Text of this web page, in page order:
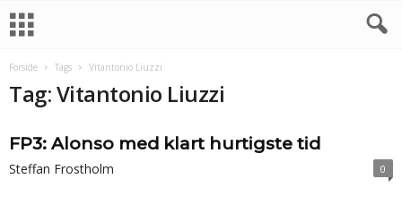
Forside Tags Vitantonio Liuzzi
Tag: Vitantonio Liuzzi
FP3: Alonso med klart hurtigste tid
Steffan Frostholm 0